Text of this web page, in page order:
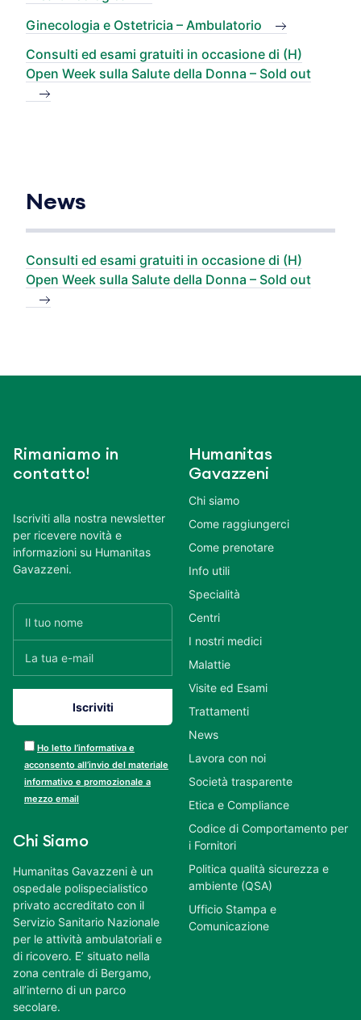
Ginecologia e Ostetricia – Ambulatorio
Consulti ed esami gratuiti in occasione di (H)
Open Week sulla Salute della Donna – Sold out
News
Consulti ed esami gratuiti in occasione di (H)
Open Week sulla Salute della Donna – Sold out
Rimaniamo in
contatto!
Iscriviti alla nostra newsletter
per ricevere novità e
informazioni su Humanitas
Gavazzeni.
Ho letto l’informativa e
acconsento all’invio del materiale
informativo e promozionale a
mezzo email
Chi Siamo
Humanitas Gavazzeni è un
ospedale polispecialistico
privato accreditato con il
Servizio Sanitario Nazionale
per le attività ambulatoriali e
di ricovero. E’ situato nella
zona centrale di Bergamo,
all’interno di un parco
secolare.
Humanitas
Gavazzeni
Chi siamo
Come raggiungerci
Come prenotare
Info utili
Specialità
Centri
I nostri medici
Malattie
Visite ed Esami
Trattamenti
News
Lavora con noi
Società trasparente
Etica e Compliance
Codice di Comportamento per
i Fornitori
Politica qualità sicurezza e
ambiente (QSA)
Ufficio Stampa e
Comunicazione